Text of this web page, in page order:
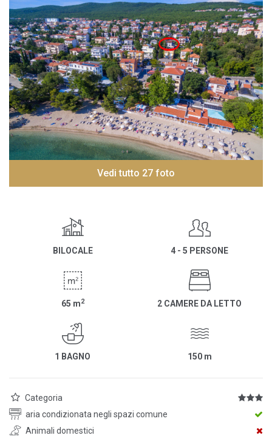
Vedi tutto 27 foto
BILOCALE 4 - 5 PERSONE
65 m2 2 CAMERE DA LETTO
1 BAGNO 150 m
Categoria
aria condizionata negli spazi comune
Animali domestici